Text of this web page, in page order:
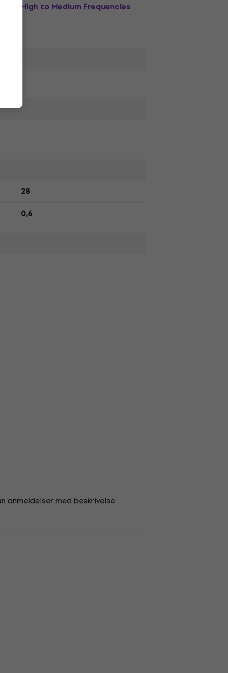
High to Medium Frequencies
28
0,6
anmeldelser med beskrivelse